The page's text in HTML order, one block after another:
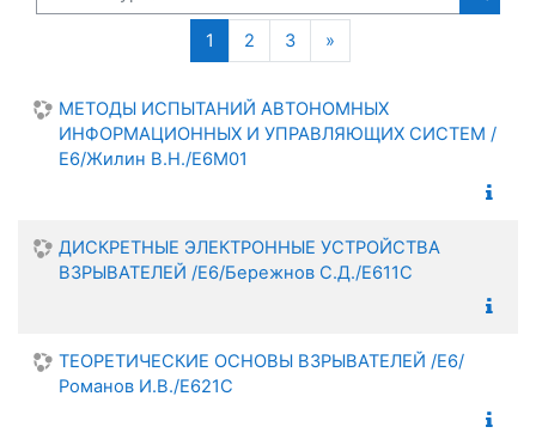
Поиск
1 (текущая)
2 3 »Следующая страница
МЕТОДЫ ИСПЫТАНИЙ АВТОНОМНЫХ
ИНФОРМАЦИОННЫХ И УПРАВЛЯЮЩИХ СИСТЕМ /
Е6/Жилин В.Н./Е6М01
ДИСКРЕТНЫЕ ЭЛЕКТРОННЫЕ УСТРОЙСТВА
ВЗРЫВАТЕЛЕЙ /Е6/Бережнов С.Д./Е611С
ТЕОРЕТИЧЕСКИЕ ОСНОВЫ ВЗРЫВАТЕЛЕЙ /Е6/
Романов И.В./Е621С